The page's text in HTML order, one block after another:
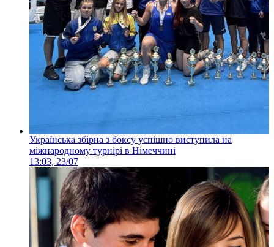
Українська збірна з боксу успішно виступила на
міжнародному турнірі в Німеччині
13:03, 23/07